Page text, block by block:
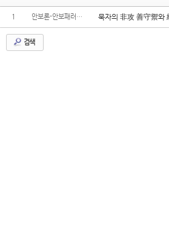
1 안보론-안보패러다임 묵자의 非攻 善守禦와
검색